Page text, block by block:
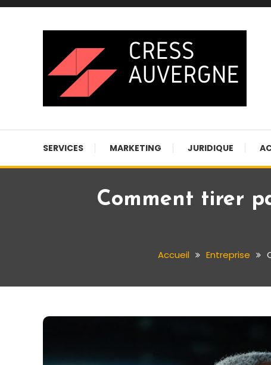
Skip
SERVICES MARKETING JURIDIQUE
Comment tirer
Accueil Entreprise